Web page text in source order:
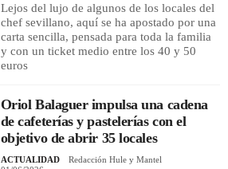
Lejos del lujo de algunos de los locales del
chef sevillano, aquí se ha apostado por una
carta sencilla, pensada para toda la familia
y con un ticket medio entre los 40 y 50
euros
Oriol Balaguer impulsa una cadena
de cafeterías y pastelerías con el
objetivo de abrir 35 locales
ACTUALIDAD
Redacción Hule y Mantel